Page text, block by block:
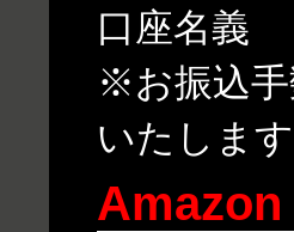
口座名
※お振込手
いたします
Amazon